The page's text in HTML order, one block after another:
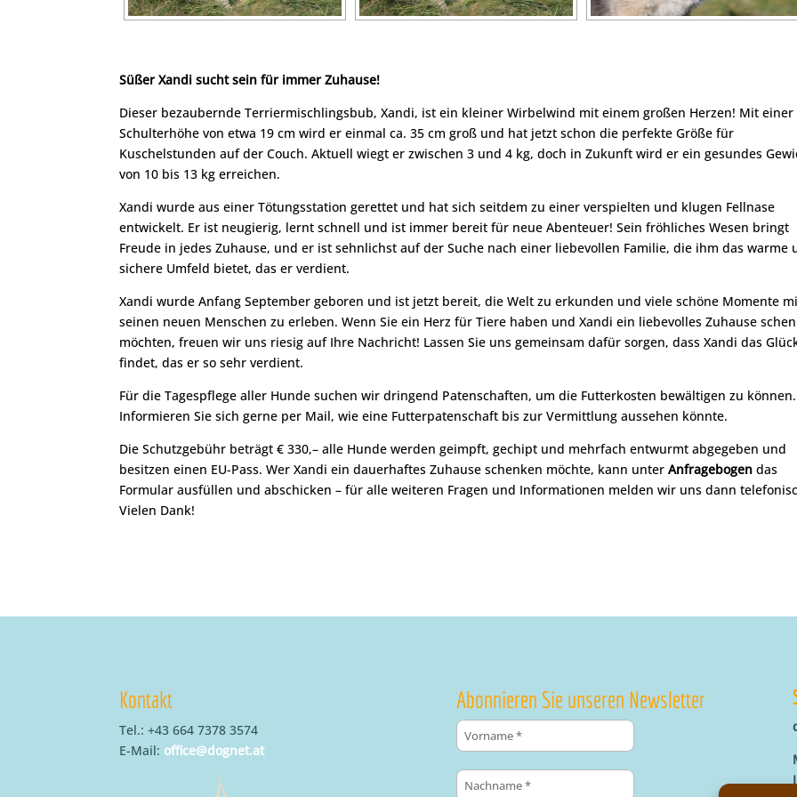
Süßer Xandi sucht sein für immer Zuhause!
Dieser bezaubernde Terriermischlingsbub, Xandi, ist ein kleiner Wirbelwind mit einem großen Herzen! Mit einer
Schulterhöhe von etwa 19 cm wird er einmal ca. 35 cm groß und hat jetzt schon die perfekte Größe für
Kuschelstunden auf der Couch. Aktuell wiegt er zwischen 3 und 4 kg, doch in Zukunft wird er ein gesundes
von 10 bis 13 kg erreichen.
Xandi wurde aus einer Tötungsstation gerettet und hat sich seitdem zu einer verspielten und klugen Fellnase
entwickelt. Er ist neugierig, lernt schnell und ist immer bereit für neue Abenteuer! Sein fröhliches Wesen bringt
Freude in jedes Zuhause, und er ist sehnlichst auf der Suche nach einer liebevollen Familie, die ihm das warme
sichere Umfeld bietet, das er verdient.
Xandi wurde Anfang September geboren und ist jetzt bereit, die Welt zu erkunden und viele schöne Momente
seinen neuen Menschen zu erleben. Wenn Sie ein Herz für Tiere haben und Xandi ein liebevolles Zuhause
möchten, freuen wir uns riesig auf Ihre Nachricht! Lassen Sie uns gemeinsam dafür sorgen, dass Xandi das
findet, das er so sehr verdient.
Für die Tagespflege aller Hunde suchen wir dringend Patenschaften, um die Futterkosten bewältigen zu können.
Informieren Sie sich gerne per Mail, wie eine Futterpatenschaft bis zur Vermittlung aussehen könnte.
Die Schutzgebühr beträgt € 330,– alle Hunde werden geimpft, gechipt und mehrfach entwurmt abgegeben und
besitzen einen EU-Pass. Wer Xandi ein dauerhaftes Zuhause schenken möchte, kann unterAnfragebogen das
Formular ausfüllen und abschicken – für alle weiteren Fragen und Informationen melden wir uns dann
Vielen Dank!
Kontakt
Tel.: +43 664 7378 3574
E-Mail: office@dognet.at
Abonnieren Sie unseren Newsletter